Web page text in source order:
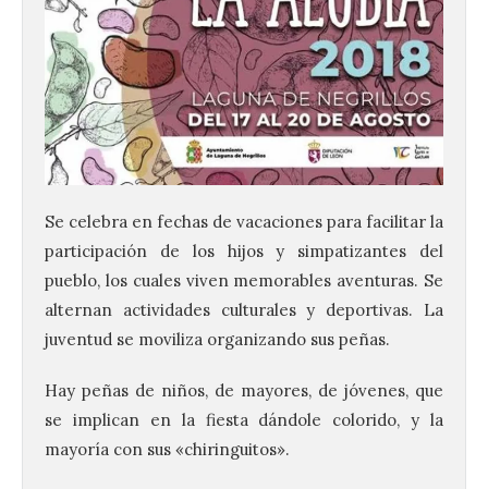
Se celebra en fechas de vacaciones para facilitar la
participación de los hijos y simpatizantes del
pueblo, los cuales viven memorables aventuras. Se
alternan actividades culturales y deportivas. La
juventud se moviliza organizando sus peñas.
Hay peñas de niños, de mayores, de jóvenes, que
se implican en la fiesta dándole colorido, y la
mayoría con sus «chiringuitos».